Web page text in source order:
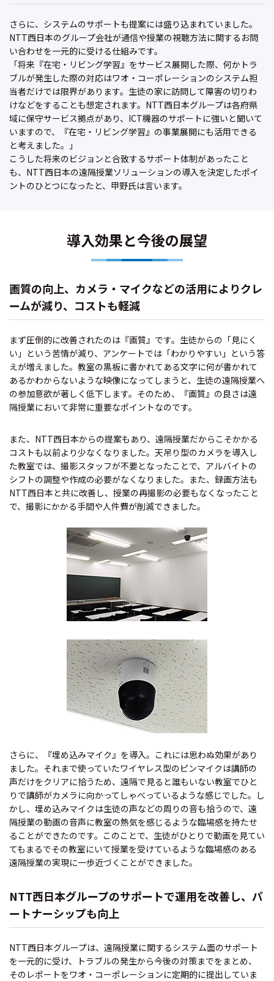
さらに、システムのサポートも提案には盛り込まれていました。
NTT西日本のグループ会社が通信や授業の視聴方法に関するお問
い合わせを一元的に受ける仕組みです。
「将来『在宅・リビング学習』をサービス展開した際、何かトラ
ブルが発生した際の対応はワオ・コーポレーションのシステム担
当者だけでは限界があります。生徒の家に訪問して障害の切りわ
けなどをすることも想定されます。NTT西日本グループは各府県
域に保守サービス拠点があり、ICT機器のサポートに強いと聞いて
いますので、『在宅・リビング学習』の事業展開にも活用できる
と考えました。」
こうした将来のビジョンと合致するサポート体制があったこと
も、NTT西日本の遠隔授業ソリューションの導入を決定したポイ
ントのひとつになったと、甲野氏は言います。
導入効果と今後の展望
画質の向上、カメラ・マイクなどの活用によりクレ
ームが減り、コストも軽減
まず圧倒的に改善されたのは『画質』です。生徒からの「見にく
い」という苦情が減り、アンケートでは「わかりやすい」という答
えが増えました。教室の黒板に書かれてある文字に何が書かれて
あるかわからないような映像になってしまうと、生徒の遠隔授業へ
の参加意欲が著しく低下します。そのため、『画質』の良さは遠
隔授業において非常に重要なポイントなのです。
また、NTT西日本からの提案もあり、遠隔授業だからこそかかる
コストも以前より少なくなりました。天吊り型のカメラを導入し
た教室では、撮影スタッフが不要となったことで、アルバイトの
シフトの調整や作成の必要がなくなりました。また、録画方法も
NTT西日本と共に改善し、授業の再撮影の必要もなくなったこと
で、撮影にかかる手間や人件費が削減できました。
さらに、『埋め込みマイク』を導入。これには思わぬ効果があり
ました。それまで使っていたワイヤレス型のピンマイクは講師の
声だけをクリアに拾うため、遠隔で見ると誰もいない教室でひと
りで講師がカメラに向かってしゃべっているような感じでした。し
かし、埋め込みマイクは生徒の声などの周りの音も拾うので、遠
隔授業の動画の音声に教室の熱気を感じるような臨場感を持たせ
ることができたのです。このことで、生徒がひとりで動画を見てい
てもまるでその教室にいて授業を受けているような臨場感のある
遠隔授業の実現に一歩近づくことができました。
NTT西日本グループのサポートで運用を改善し、パ
ートナーシップも向上
NTT西日本グループは、遠隔授業に関するシステム面のサポート
を一元的に受け、トラブルの発生から今後の対策までをまとめ、
そのレポートをワオ・コーポレーションに定期的に提出していま